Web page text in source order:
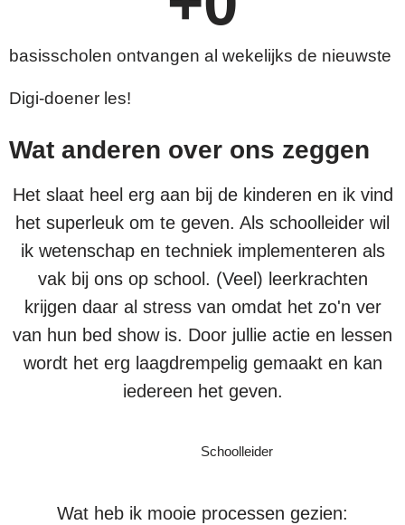
basisscholen ontvangen al wekelijks de nieuwste
Digi-doener les!
Wat anderen over ons zeggen
Het slaat heel erg aan bij de kinderen en ik vind
het superleuk om te geven. Als schoolleider wil
ik wetenschap en techniek implementeren als
vak bij ons op school. (Veel) leerkrachten
krijgen daar al stress van omdat het zo'n ver
van hun bed show is. Door jullie actie en lessen
wordt het erg laagdrempelig gemaakt en kan
iedereen het geven.
Schoolleider
Wat heb ik mooie processen gezien: